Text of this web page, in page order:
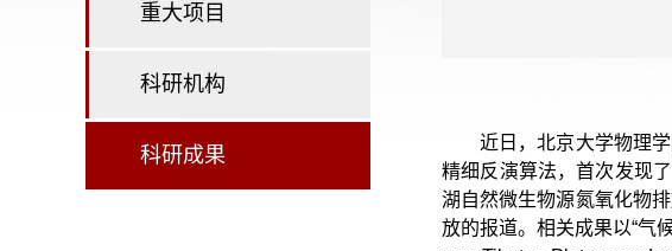
重大项目
科研机构
科研成果
近日，北京大学物理
精细反演算法，首次发现
湖自然微生物源氮氧化物
放的报道。相关成果以“气